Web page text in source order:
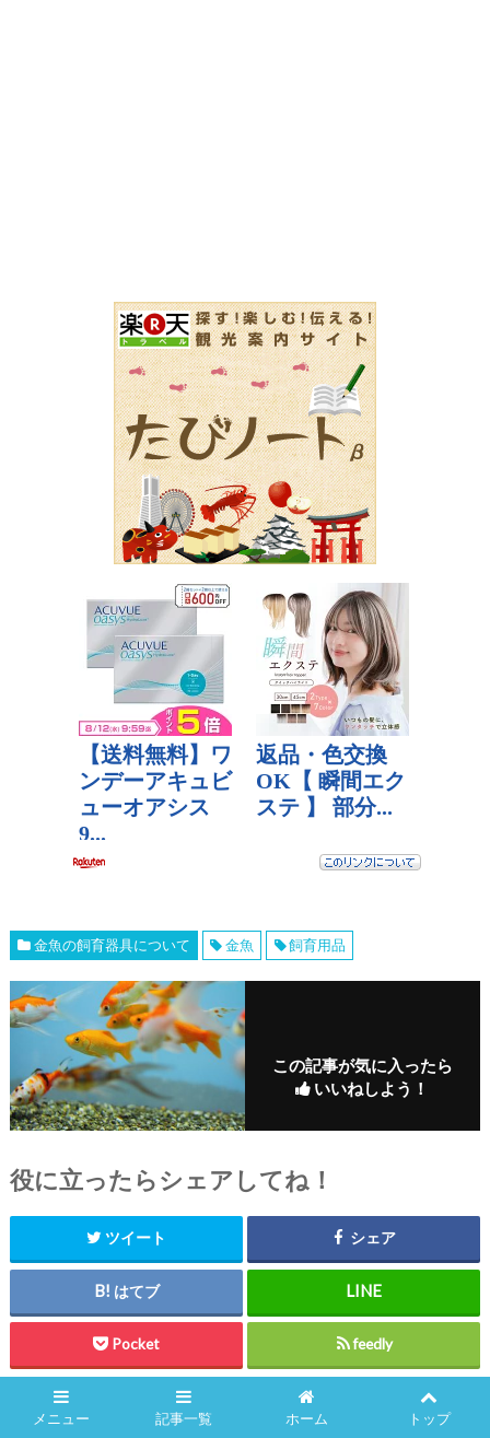
金魚の飼育器具について 金魚 飼育用品
この記事が気に入ったら
いいねしよう！
役に立ったらシェアしてね！
ツイート シェア
はてブ
Pocket feedly
メニュー 記事一覧 ホーム トップ